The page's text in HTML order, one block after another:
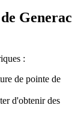
Generac
:
de pointe de
d'obtenir des